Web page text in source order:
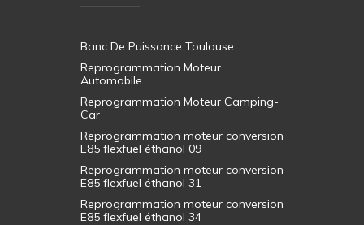
Banc De Puissance Toulouse
Reprogrammation Moteur
Automobile
Reprogrammation Moteur Camping-
Car
Reprogrammation moteur conversion
E85 flexfuel éthanol 09
Reprogrammation moteur conversion
E85 flexfuel éthanol 31
Reprogrammation moteur conversion
E85 flexfuel éthanol 34